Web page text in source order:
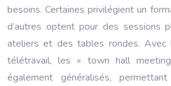
besoins. Certaines privilégient un
d’autres optent pour des sessions
ateliers et des tables rondes. Avec
télétravail, les « town hall
également généralisés,